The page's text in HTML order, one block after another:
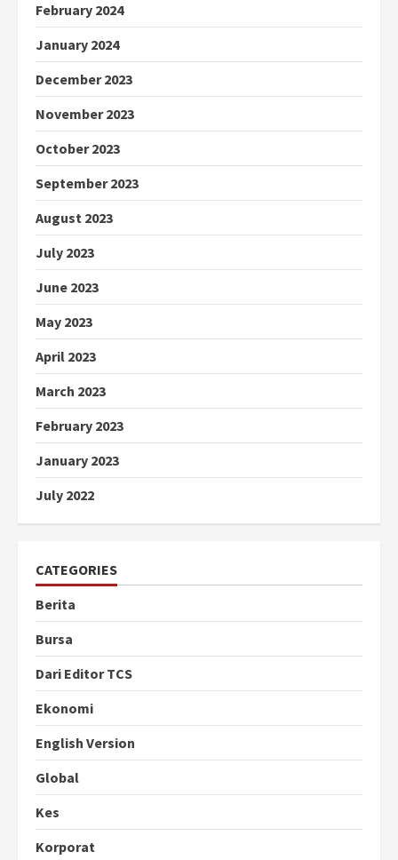
February 2024
January 2024
December 2023
November 2023
October 2023
September 2023
August 2023
July 2023
June 2023
May 2023
April 2023
March 2023
February 2023
January 2023
July 2022
CATEGORIES
Berita
Bursa
Dari Editor TCS
Ekonomi
English Version
Global
Kes
Korporat